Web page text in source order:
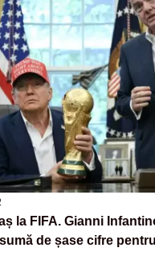
la FIFA. Gianni
de șase cifre